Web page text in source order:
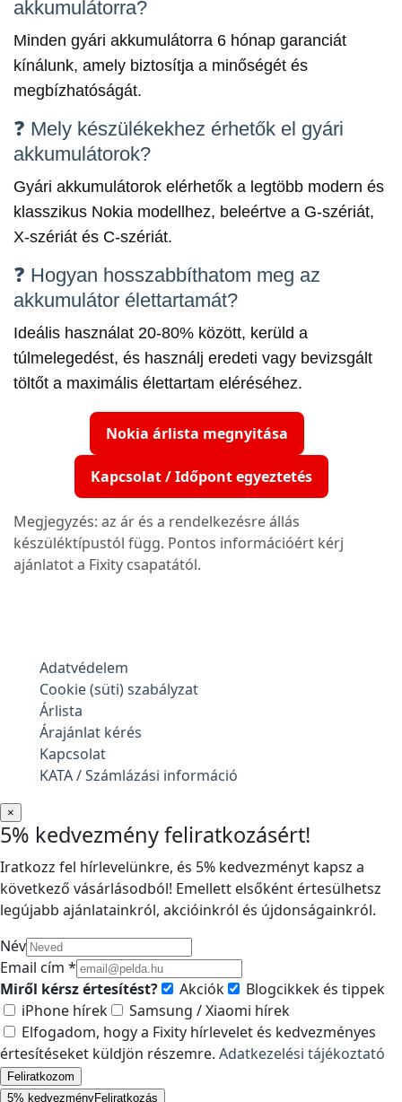
akkumulátorra?
Minden gyári akkumulátorra 6 hónap garanciát
kínálunk, amely biztosítja a minőségét és
megbízhatóságát.
❓ Mely készülékekhez érhetők el gyári
akkumulátorok?
Gyári akkumulátorok elérhetők a legtöbb modern és
klasszikus Nokia modellhez, beleértve a G-szériát,
X-szériát és C-szériát.
❓ Hogyan hosszabbíthatom meg az
akkumulátor élettartamát?
Ideális használat 20-80% között, kerüld a
túlmelegedést, és használj eredeti vagy bevizsgált
töltőt a maximális élettartam eléréséhez.
Nokia árlista megnyitása
Kapcsolat / Időpont egyeztetés
Megjegyzés: az ár és a rendelkezésre állás
készüléktípustól függ. Pontos információért kérj
ajánlatot a Fixity csapatától.
Adatvédelem
Cookie (süti) szabályzat
Árlista
Árajánlat kérés
Kapcsolat
KATA / Számlázási információ
×
5% kedvezmény feliratkozásért!
Iratkozz fel hírlevelünkre, és 5% kedvezményt kapsz a
következő vásárlásodból! Emellett elsőként értesülhetsz
legújabb ajánlatainkról, akcióinkról és újdonságainkról.
Név
Email cím *
Miről kérsz értesítést?
Akciók
Blogcikkek és tippek
iPhone hírek
Samsung / Xiaomi hírek
Elfogadom, hogy a Fixity hírlevelet és kedvezményes
értesítéseket küldjön részemre. Adatkezelési tájékoztató
Feliratkozom
5% kedvezményFeliratkozás